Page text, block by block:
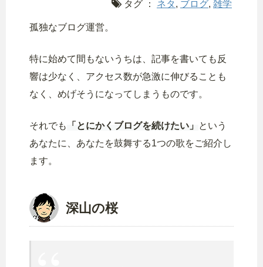
タグ ： ネタ , ブログ, 雑学
孤独なブログ運営。
特に始めて間もないうちは、記事を書いても反
響は少なく、アクセス数が急激に伸びることも
なく、めげそうになってしまうものです。
それでも 「とにかくブログを続けたい」 という
あなたに、あなたを鼓舞する1つの歌をご紹介し
ます。
深山の桜